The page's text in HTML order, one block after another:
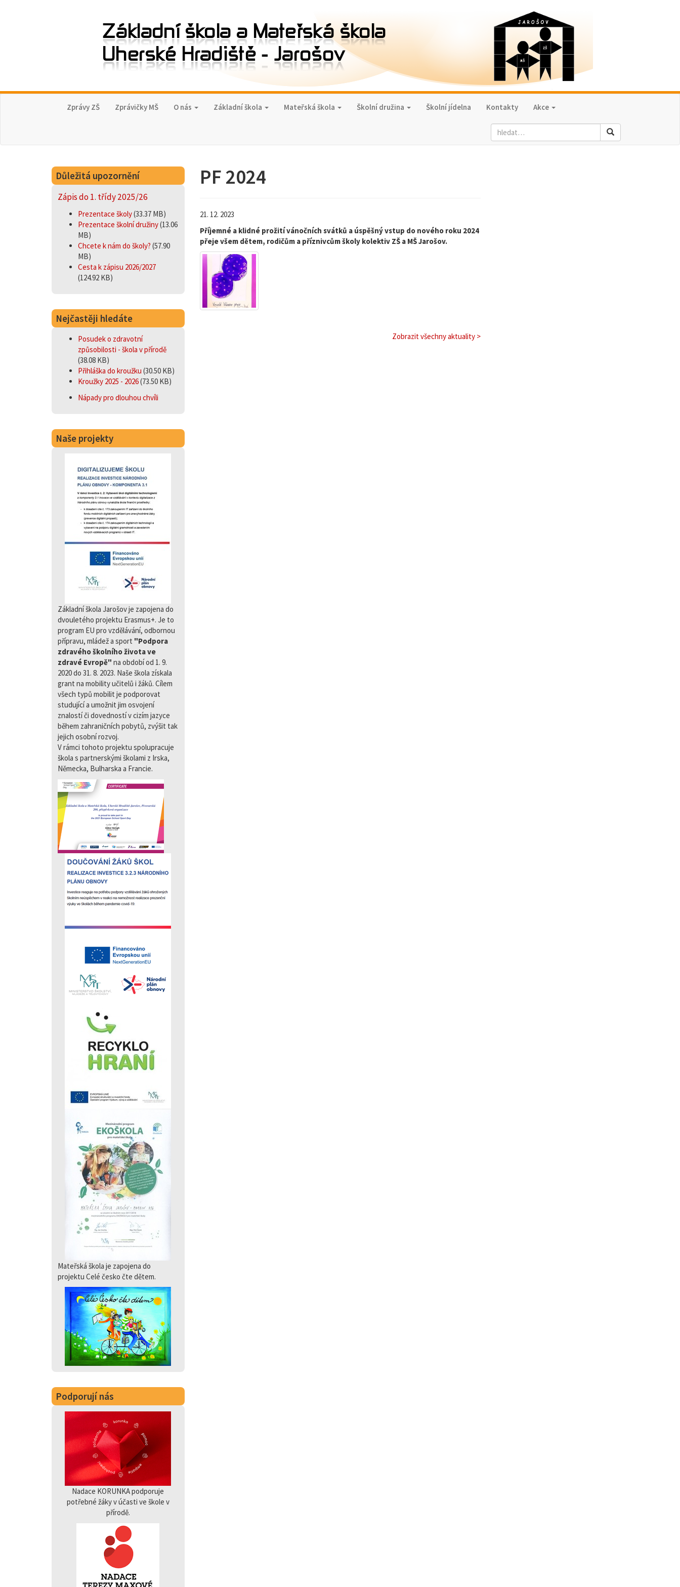
Zprávy ZŠ Zprávičky MŠ O nás Základní škola Mateřská škola Školní družina Školní jídelna Kontakty Akce
PF 2024
21. 12. 2023
Příjemné a klidné prožití vánočních svátků a úspěšný vstup do nového roku 2024
přeje všem dětem, rodičům a příznivcům školy kolektiv ZŠ a MŠ Jarošov.
Zobrazit všechny aktuality >
Důležitá upozornění
Zápis do 1. třídy 2025/26
Prezentace školy(33.37 MB)
Prezentace školní družiny(13.06
MB)
Chcete k nám do školy? (57.90
MB)
Cesta k zápisu 2026/2027
(124.92 KB)
Nejčastěji hledáte
Posudek o zdravotní
způsobilosti - škola v přírodě
(38.08 KB)
Přihláška do kroužku (30.50 KB)
Kroužky 2025 - 2026(73.50 KB)
Nápady pro dlouhou chvíli
Naše projekty
Základní škola Jarošov je zapojena do
dvouletého projektu Erasmus+. Je to
program EU pro vzdělávání, odbornou
přípravu, mládež a sport "Podpora
zdravého školního života ve
zdravé Evropě" na období od 1. 9.
2020 do 31. 8. 2023. Naše škola získala
grant na mobility učitelů i žáků. Cílem
všech typů mobilit je podporovat
studující a umožnit jim osvojení
znalostí či dovedností v cizím jazyce
během zahraničních pobytů, zvýšit tak
jejich osobní rozvoj.
V rámci tohoto projektu spolupracuje
škola s partnerskými školami z Irska,
Německa, Bulharska a Francie.
Mateřská škola je zapojena do
projektu Celé česko čte dětem.
Podporují nás
Nadace KORUNKA podporuje
potřebné žáky v účasti ve škole v
přírodě.